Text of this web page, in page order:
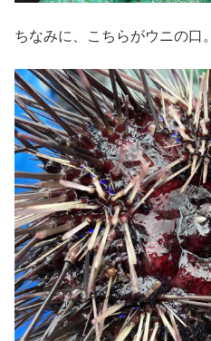
ちなみに、こちらがウニの口。